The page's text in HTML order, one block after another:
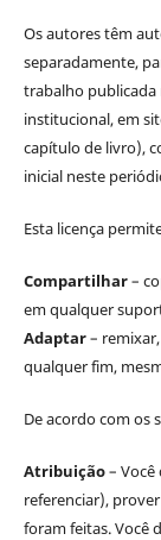
Os autores têm
separadamente,
trabalho
institucional, em
capítulo de livro),
inicial neste
Esta licença
Compartilhar–
em qualquer
Adaptar–
qualquer fim,
De acordo com os
Atribuição– Você
referenciar),
foram feitas. Você